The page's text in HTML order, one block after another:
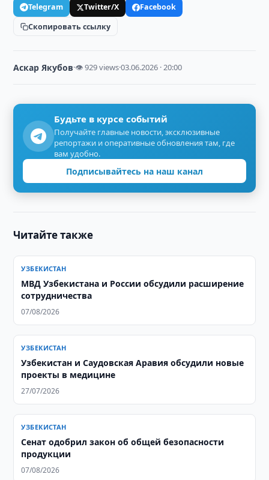
Telegram Twitter/X
Facebook
Скопировать ссылку
Аскар Якубов·👁 929 views·03.06.2026 · 20:00
Будьте в курсе событий
Получайте главные новости, эксклюзивные
репортажи и оперативные обновления там, где
вам удобно.
Подписывайтесь на наш канал
Читайте также
УЗБЕКИСТАН
МВД Узбекистана и России обсудили расширение
сотрудничества
07/08/2026
УЗБЕКИСТАН
Узбекистан и Саудовская Аравия обсудили новые
проекты в медицине
27/07/2026
УЗБЕКИСТАН
Сенат одобрил закон об общей безопасности
продукции
07/08/2026